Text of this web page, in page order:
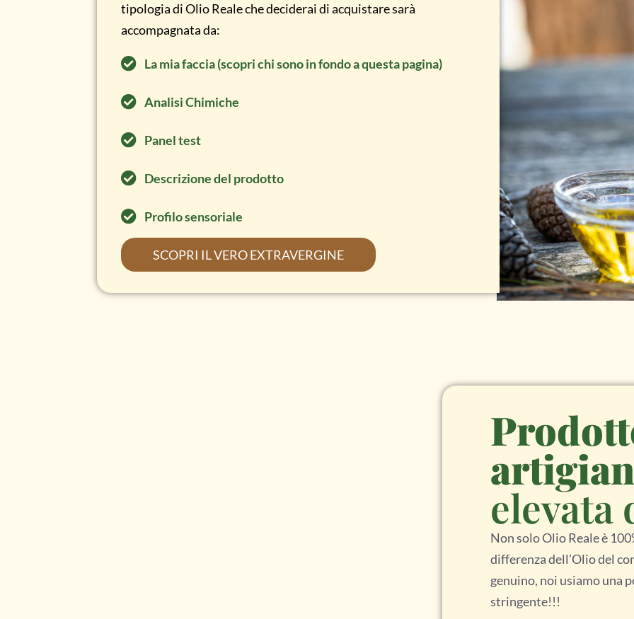
tipologia di Olio Reale che deciderai di acquistare sarà
accompagnata da:
La mia faccia (scopri chi sono in fondo a questa pagina)
Analisi Chimiche
Panel test
Descrizione del prodotto
Profilo sensoriale
SCOPRI IL VERO EXTRAVERGINE
elevata
Non solo Olio Reale è
differenza dell’Olio del
genuino, noi usiamo una
stringente!!!